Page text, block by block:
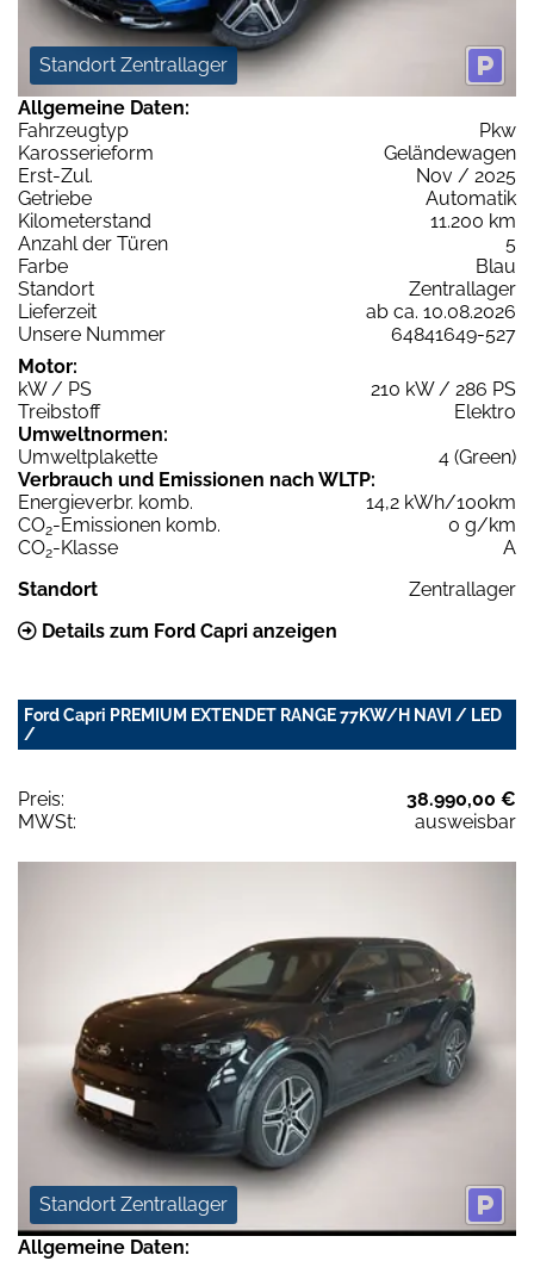
Standort Zentrallager
Allgemeine Daten:
Fahrzeugtyp
Pkw
Karosserieform
Geländewagen
Erst-Zul.
Nov / 2025
Getriebe
Automatik
Kilometerstand
11.200 km
Anzahl der Türen
5
Farbe
Blau
Standort
Zentrallager
Lieferzeit
ab ca. 10.08.2026
Unsere Nummer
64841649-527
Motor:
kW / PS
210 kW / 286 PS
Treibstoff
Elektro
Umweltnormen:
Umweltplakette
4 (Green)
Verbrauch und Emissionen nach WLTP:
Energieverbr. komb.
14,2 kWh/100km
CO2-Emissionen komb.
0 g/km
CO2-Klasse
A
Standort
Zentrallager
Details zum Ford Capri anzeigen
Ford Capri PREMIUM EXTENDET RANGE 77KW/H NAVI / LED
/
Preis:
38.990,00 €
MWSt:
ausweisbar
Standort Zentrallager
Allgemeine Daten: